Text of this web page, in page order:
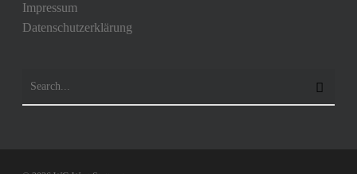
Impressum
Datenschutzerklärung